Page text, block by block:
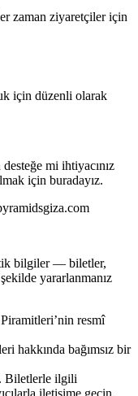
zaman ziyaretçiler için
için düzenli olarak
mi ihtiyacınız
için buradayız.
bilgiler — biletler,
yararlanmanız
resmî
hakkında bağımsız bir
Biletlerle ilgili
iletişime geçin.